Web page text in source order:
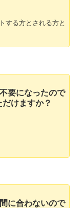
する方とされる方と
要になったので
けますか？
に合わないので